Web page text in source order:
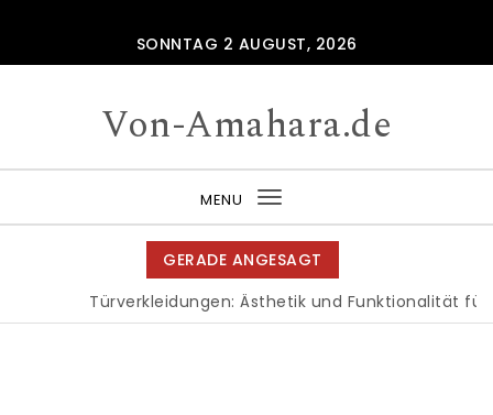
SONNTAG 2 AUGUST, 2026
Von-Amahara.de
MENU
Toggle
navigation
GERADE ANGESAGT
Türverkleidungen: Ästhetik und Funktionalität für